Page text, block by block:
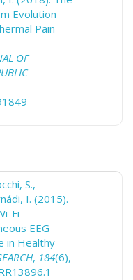
Evolution
Pain
OF
S.,
I. (2015).
Fi
EEG
in Healthy
, 184(6),